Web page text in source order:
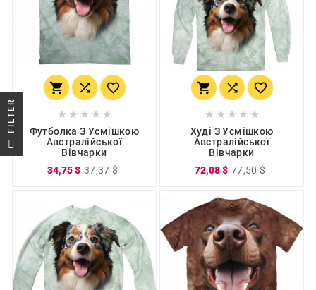
  
    
Футболка З Усмішкою
Австралійської
Вівчарки
34,75 $ 37,37 $
  
    
Худі З Усмішкою
Австралійської
Вівчарки
72,08 $ 77,50 $
R